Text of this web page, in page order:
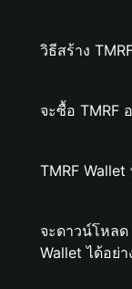
วิธีสร้าง
จะซื้อ TMRF
TMRF
จะดาวน์โหลด
Wallet ได้อย่า